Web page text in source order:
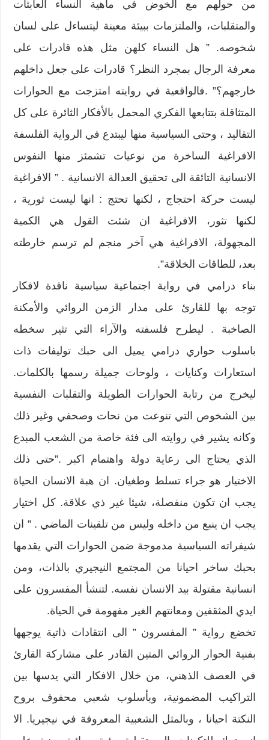
من حولهم مع الخوض في ماهية النساء العابثات
والمتقلبات، والملتزمات ببيئة معينة ليتساءل على لسان
شخوصه. ” هل النساء كلهن مثل هذه قادرات على
معرفة الرجال بمجرد النظر؟ قادرات على جعل داخلهم
خارجهم؟” .فالواقعية في روايته امتزجت مع الحوارات
المتثاقلة بتتابعها الفكري المحمل بالأفكار الثائرة على كل
التقاليد ، وحتى السياسية منها ليبتدع في الرواية الفلسفة
الافراغية الساخرة من نوعيات تشمئز منها النفوس
الانسانية التائقة الى تحقيق العدالة الانسانية . ” الافراغية
ليست حركة احتجاج ، لكنها تحتج : انها ليست ثورية ،
لكنها تثور، الافراغية ان شئت القول هي الكمية
المجهولة، الافراغية هي آخر منجم لم ترسم خارطته
بعد، للطاقات الخلاقة”.
بناء درامي في رواية اجتماعية سياسية ناقدة لافكار
توجه بها للقارئ على مدار الزمن الروائي والأمكنة
الصاخبة . ليطرح فلسفته والآراء التي تثير سخطه
باسلوب حواري درامي يميل الى حبك توليفات ذات
استعارات وكنايات ، ولوحات جميلة رسمها بالكلمات.
ليخرج من رتابة الحوارات الطويلة والتقلبات النفسية
بين الشخوص التي تنوعت من نحات وصحفي وغير ذلك
وكانه يشير في روايته الى فئة خاصة من الشعب المبدع
الذي يحتاج الى رعاية دولة واهتمام اكبر .”حتى ذلك
الاختيار هو جراء تسلط وطغيان. ان هبة الانسان الحياة
يجب ان تكون منفصلة، شيئا غير ذي علاقة. كل اختيار
يجب ان ينبع من داخله وليس من تلقينات الماضي . ” ان
شيفراته السياسية مدموجة ضمن الحوارات التي يقدمها
بحبك ساخر احيانا من المجتمع النيجيري بالذات، ومن
انسانية مقتولة بيد الانسان نفسه. لتنشأ المفسرون على
ايدي المثقفين ومعانتهم الغير مفهومة في الحياة.
تخضع رواية ” المفسرون ” الى انتقادات ذاتية يوجهها
بفنية الحوار الروائي المتين القادر على مشاركة القارئ
في العصف الذهني، من خلال الافكار التي يدسها بين
التراكيب المضمونية، وبأسلوب شعبي محفوف بروح
النكتة احيانا ، وبالمثل الشعبية المعروفة في نيجيريا. الا